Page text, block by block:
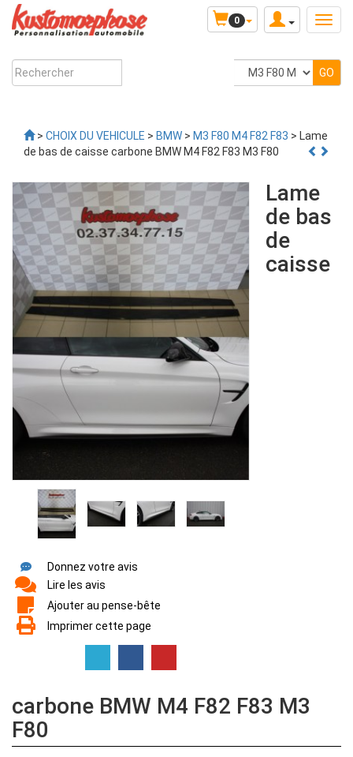
0
> CHOIX DU VEHICULE > BMW > M3 F80 M4 F82 F83 > Lame
de bas de caisse carbone BMW M4 F82 F83 M3 F80
Donnez votre avis
Lire les avis
Ajouter au pense-bête
Imprimer cette page
Lame
de bas
de
caisse
carbone BMW M4 F82 F83 M3
F80